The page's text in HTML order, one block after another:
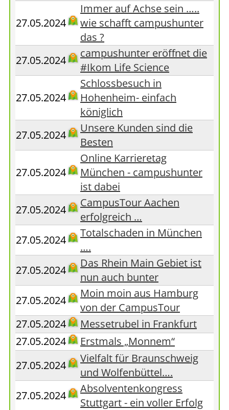
27.05.2024
Immer auf Achse sein …..
wie schafft campushunter
das ?
27.05.2024
campushunter eröffnet die
#Ikom Life Science
27.05.2024
Schlossbesuch in
Hohenheim- einfach
königlich
27.05.2024
Unsere Kunden sind die
Besten
27.05.2024
Online Karrieretag
München - campushunter
ist dabei
27.05.2024
CampusTour Aachen
erfolgreich …
27.05.2024
Totalschaden in München
….
27.05.2024
Das Rhein Main Gebiet ist
nun auch bunter
27.05.2024
Moin moin aus Hamburg
von der CampusTour
27.05.2024
Messetrubel in Frankfurt
27.05.2024
Erstmals „Monnem“
27.05.2024
Vielfalt für Braunschweig
und Wolfenbüttel….
27.05.2024
Absolventenkongress
Stuttgart - ein voller Erfolg